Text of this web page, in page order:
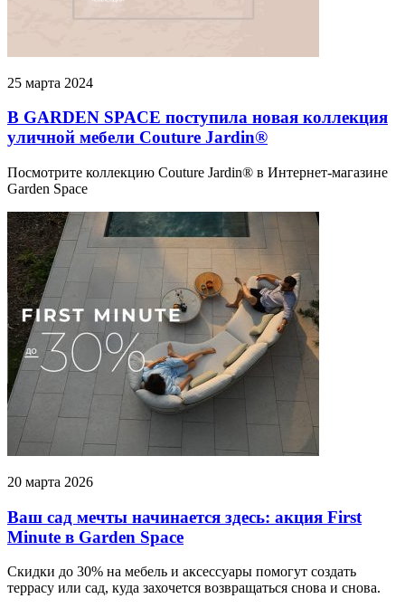
25 марта 2024
В GARDEN SPACE поступила новая коллекция
уличной мебели Couture Jardin®
Посмотрите коллекцию Couture Jardin® в Интернет-магазине
Garden Space
20 марта 2026
Ваш сад мечты начинается здесь: акция First
Minute в Garden Space
Скидки до 30% на мебель и аксессуары помогут создать
террасу или сад, куда захочется возвращаться снова и снова.